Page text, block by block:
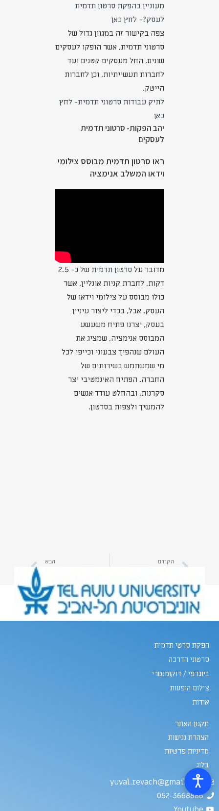
מעוניין בהפקת סרטון תדמית
לעסק?- לחץ כאן
צפה בקישור זה במגוון גדול של
סרטוני תדמית, אשר הופקו לעסקים
שונים, החל מעסקים קטנים ועד
לחברות תעשייתיות, וכן לחברות
הייטק.
לתיק עבודות סרטוני תדמית- לחץ
כאן
יהב הפקות- סרטוני תדמית
לעסקים
ראו סרטון תדמית מבוסס צילומי
וידאו המשלב אנימציה
מדובר על סרטון תדמית
של כ- 2.5
דקות, לחברת קניות אונליין, אשר
כולו מבוסס על צילומי וידאו של
העסק. אבל, בכדי ליצור עיניין
בעסק, יצרנו פתיח משעשע
המבוסס אנימציה, שמציג את
העולם שנהפיך צבעוני וכייפי לכל
מי שמשתמש בשירותים של
החברה. הפתיח האינמטיבי יצר
סקרנות, ובהחלט עודד אנשים
להמשיך ולצפות בסרטון.
הקודם הבא
הפקת סרטי תדמית
סרטוני הדרכה
ביוגרפי / דוקומנטרי
צילום הופעות
אודות
תקנון האתר
הצהרת נגישות
מדיניות פרטיות
בלוג
yuval.revach@gmail.com
052-3668886